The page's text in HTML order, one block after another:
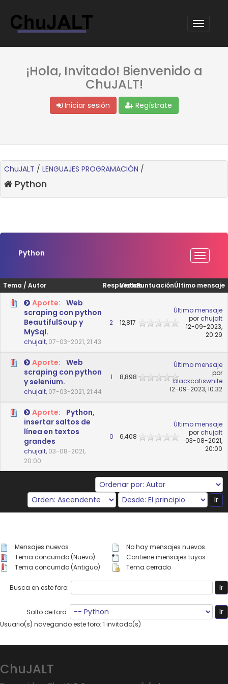
¡Hola, Invitado! Bienvenido a
ChuJALT!
Iniciar sesión Regístrate
ChuJALT / LENGUAJES PROGRAMACIÓN /
Python
Python
Tema / Autor Respuestas
VistasPuntuaciónÚltimo mensaje
Aporte: Web
scraping con python
BeautifulSoup y
MySql.
chujalt, 07-03-2021, 21:43
2 12,817
Último mensaje
por chujalt
12-09-2023,
20:29
Aporte: Web
scraping con python
y selenium.
chujalt, 07-03-2021, 21:44
1 8,898
Último mensaje
por
blackcatiswhite
12-09-2023, 10:32
Aporte:
Python,
insertar saltos de
línea en textos
grandes
chujalt, 03-08-2021,
20:00
0 6,408
Último mensaje
por chujalt
03-08-2021,
20:00
Mensajes nuevos
Tema concurrido (Nuevo)
Tema concurrido (Antiguo)
No hay mensajes nuevos
Contiene mensajes tuyos
Tema cerrado
Busca en este foro:
Salto de foro:
Usuario(s) navegando este foro: 1 invitado(s)
ChuJALT